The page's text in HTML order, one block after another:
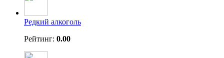
Редкий алкоголь
Рейтинг: 0.00